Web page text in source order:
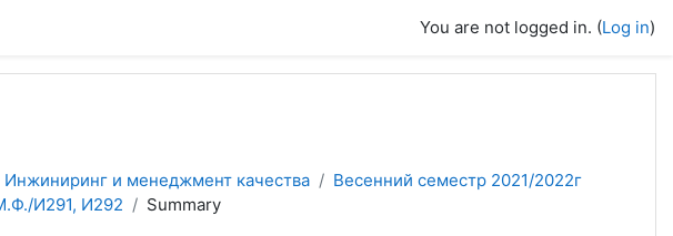
You are not logged in. (Log in)
и менеджмент качества
Весенний семестр 2021/2022г
И291, И292
Summary